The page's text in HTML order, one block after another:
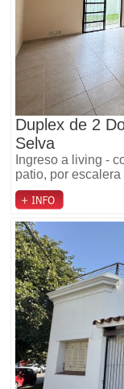
Duplex de 2
Selva
Ingreso a living -
patio, por